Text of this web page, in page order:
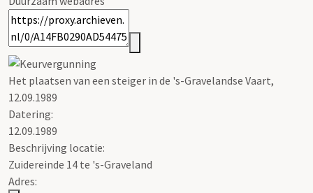
Het plaatsen van een steiger in de 's-Gravelandse Vaart,
12.09.1989
Datering:
12.09.1989
Beschrijving locatie:
Zuidereinde 14 te 's-Graveland
Adres: